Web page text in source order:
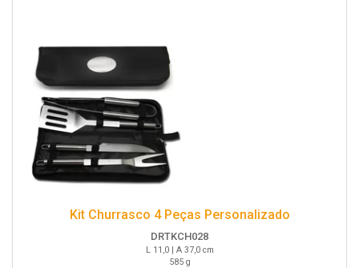
Kit Churrasco 4 Peças Personalizado
DRTKCH028
L 11,0 | A 37,0 cm
585 g